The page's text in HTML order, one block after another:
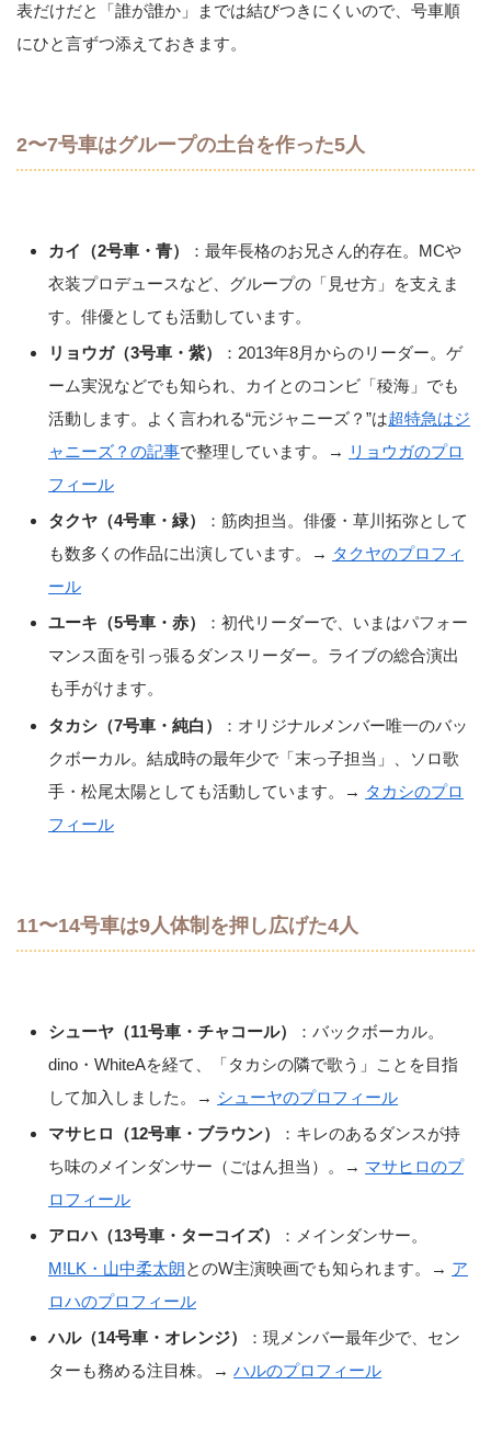
表だけだと「誰が誰か」までは結びつきにくいので、号車順
にひと言ずつ添えておきます。
2〜7号車はグループの土台を作った5人
カイ（2号車・青）
：最年長格のお兄さん的存在。MCや
衣装プロデュースなど、グループの「見せ方」を支えま
す。俳優としても活動しています。
リョウガ（3号車・紫）
：2013年8月からのリーダー。ゲ
ーム実況などでも知られ、カイとのコンビ「稜海」でも
活動します。よく言われる“元ジャニーズ？”は超特急はジ
ャニーズ？の記事で整理しています。→ リョウガのプロ
フィール
タクヤ（4号車・緑）
：筋肉担当。俳優・草川拓弥として
も数多くの作品に出演しています。→ タクヤのプロフィ
ール
ユーキ（5号車・赤）
：初代リーダーで、いまはパフォー
マンス面を引っ張るダンスリーダー。ライブの総合演出
も手がけます。
タカシ（7号車・純白）
：オリジナルメンバー唯一のバッ
クボーカル。結成時の最年少で「末っ子担当」、ソロ歌
手・松尾太陽としても活動しています。→ タカシのプロ
フィール
11〜14号車は9人体制を押し広げた4人
シューヤ（11号車・チャコール）
：バックボーカル。
dino・WhiteAを経て、「タカシの隣で歌う」ことを目指
して加入しました。→ シューヤのプロフィール
マサヒロ（12号車・ブラウン）
：キレのあるダンスが持
ち味のメインダンサー（ごはん担当）。→ マサヒロのプ
ロフィール
アロハ（13号車・ターコイズ）
：メインダンサー。
M!LK・山中柔太朗とのW主演映画でも知られます。→ ア
ロハのプロフィール
ハル（14号車・オレンジ）
：現メンバー最年少で、セン
ターも務める注目株。→ハルのプロフィール